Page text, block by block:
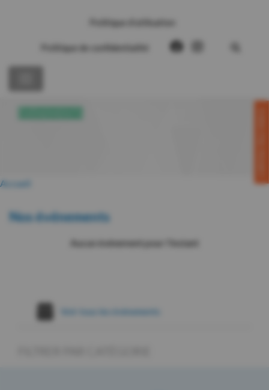
Politique d’utilisation
Politique de confidentialité
Accueil
Nos événements
Aucun événement pour l'instant
Voir tous les évènements